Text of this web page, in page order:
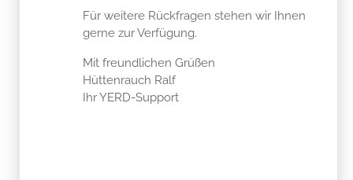
Für weitere Rückfragen stehen wir Ihnen
gerne zur Verfügung.
Mit freundlichen Grüßen
Hüttenrauch Ralf
Ihr YERD-Support